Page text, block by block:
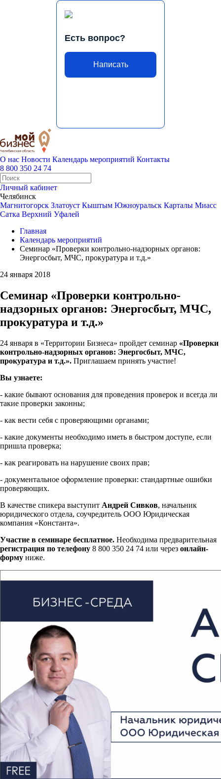
Есть вопрос?
Написать
О нас Новости Календарь мероприятий Контакты
8 800 350 24 74
Личный кабинет
Челябинск
Магнитогорск Златоуст Кыштым Южноуральск Карталы Миасс
Сатка Верхний Уфалей
Главная
Календарь мероприятий
Семинар «Проверки контрольно-надзорных органов:
Энергосбыт, МЧС, прокуратура и т.д.»
24 января 2018
Семинар «Проверки контрольно-
надзорных органов: Энергосбыт, МЧС,
прокуратура и т.д.»
24 января в «Территории Бизнеса» пройдет семинар «Проверки
контрольно-надзорных органов: Энергосбыт, МЧС,
прокуратура и т.д.». Приглашаем принять участие!
Вы узнаете:
- какие бывают основания для проведения проверок и всегда ли
такие проверки законны;
- как вести себя с проверяющими органами;
- какие документы необходимо иметь в быстром доступе, если
пришла проверка;
- как реагировать на нарушение своих прав;
- документальное оформление проверки: стандартные ошибки
проверяющих.
В качестве спикера выступит Андрей Сивков, начальник
юридического отдела, соучредитель ООО Юридическая
компания «Константа».
Участие в семинаре бесплатное. Необходима предварительная
регистрация по телефону 8 800 350 24 74 или через онлайн-
форму ниже.